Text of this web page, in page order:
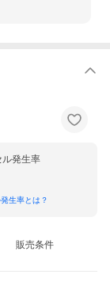
ル発生率
生率とは？
販売条件